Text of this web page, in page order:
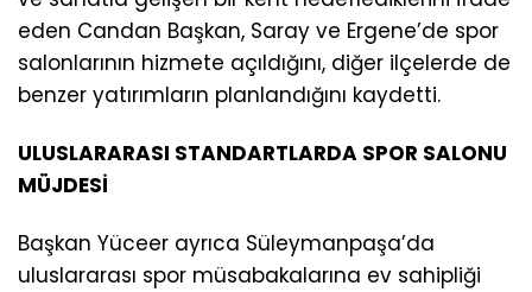
eden Candan Başkan, Saray ve Ergene’de spor
salonlarının hizmete açıldığını, diğer ilçelerde de
benzer yatırımların planlandığını kaydetti.
ULUSLARARASI STANDARTLARDA SPOR SALONU
MÜJDESİ
Başkan Yüceer ayrıca Süleymanpaşa’da
uluslararası spor müsabakalarına ev sahipliği